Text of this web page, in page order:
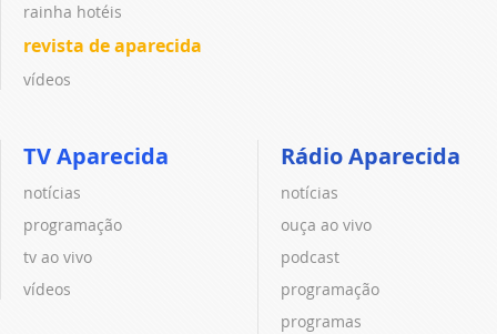
rainha hotéis
revista de aparecida
vídeos
TV Aparecida
notícias
programação
tv ao vivo
vídeos
Rádio Aparecida
notícias
ouça ao vivo
podcast
programação
programas